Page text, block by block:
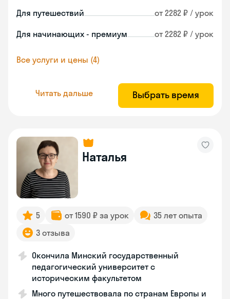
Для путешествий от 2282 ₽ / урок
Для начинающих - премиум от 2282 ₽ / урок
Все услуги и цены (4)
Читать дальше Выбрать время
Наталья
5 от 1590 ₽ за урок
35 лет опыта
3 отзыва
Окончила Минский государственный
педагогический университет с
историческим факультетом
Много путешествовала по странам Европы и